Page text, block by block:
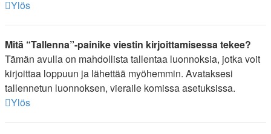
Ylös
Mitä “Tallenna”-painike viestin kirjoittamisessa tekee?
Tämän avulla on mahdollista tallentaa luonnoksia, jotka voit
kirjoittaa loppuun ja lähettää myöhemmin. Avataksesi
tallennetun luonnoksen, vieraile komissa asetuksissa.
Ylös